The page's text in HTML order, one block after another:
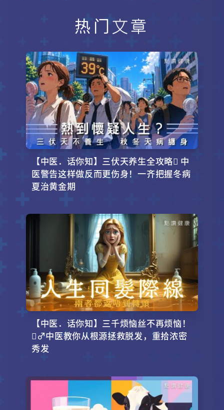
热门文章
【中医．话你知】三伏天养生全攻略 中
医警告这样做反而更伤身！一齐把握冬病
夏治黄金期
【中医．话你知】三千烦恼丝不再烦恼！
‍♂️中医教你从根源拯救脱发，重拾浓密
秀发